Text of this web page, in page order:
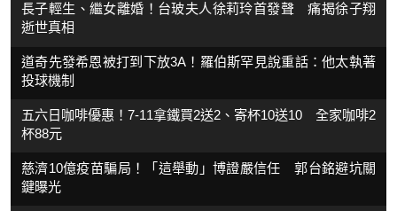
長子輕生、繼女離婚！台玻夫人徐莉玲首發聲 痛揭徐子翔
逝世真相
道奇先發希恩被打到下放3A！羅伯斯罕見說重話：他太執著
投球機制
五六日咖啡優惠！7-11拿鐵買2送2、寄杯10送10 全家咖啡2
杯88元
慈濟10億疫苗騙局！「這舉動」博證嚴信任 郭台銘避坑關
鍵曝光